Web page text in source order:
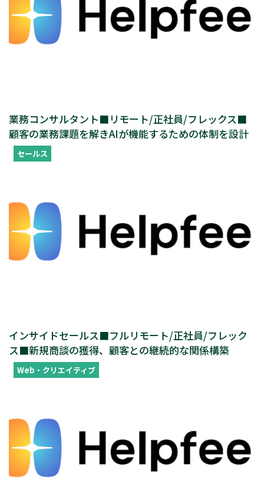
業務コンサルタント■リモート/正社員/フレックス■
顧客の業務課題を解きAIが機能するための体制を設計
セールス
インサイドセールス■フルリモート/正社員/フレック
ス■新規商談の獲得、顧客との継続的な関係構築
Web・クリエイティブ